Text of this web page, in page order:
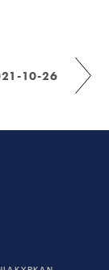
10-26